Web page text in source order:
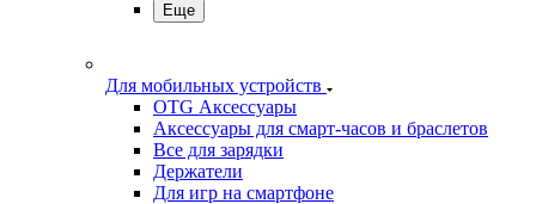
Еще
Для мобильных устройств
OTG Аксессуары
Аксессуары для смарт-часов и браслетов
Все для зарядки
Держатели
Для игр на смартфоне